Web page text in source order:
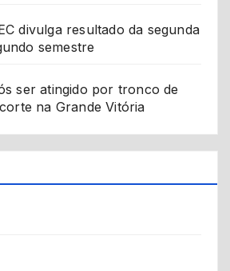
divulga resultado da segunda
semestre
ser atingido por tronco de
na Grande Vitória